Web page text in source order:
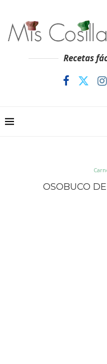
Recetas
OSOBUCO